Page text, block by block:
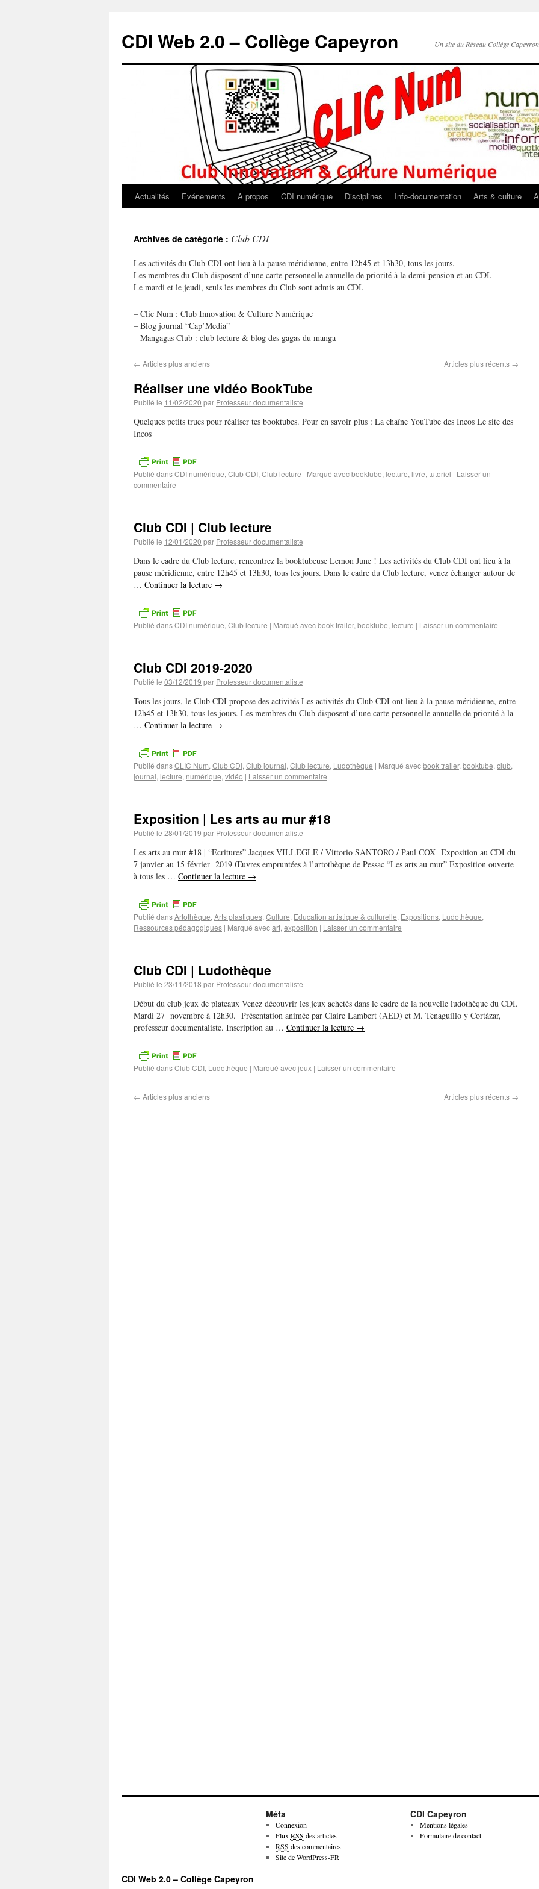
CDI Web 2.0 – Collège Capeyron Un site du Réseau Collège
Actualités Evénements A propos CDI numérique Disciplines Info-documentation Arts & culture
Archives de catégorie : Club CDI
Les activités du Club CDI ont lieu à la pause méridienne, entre 12h45 et 13h30, tous les jours.
Les membres du Club disposent d’une carte personnelle annuelle de priorité à la demi-pension et au CDI.
Le mardi et le jeudi, seuls les membres du Club sont admis au CDI.
– Clic Num : Club Innovation & Culture Numérique
– Blog journal “Cap’Media”
– Mangagas Club : club lecture & blog des gagas du manga
← Articles plus anciens Articles plus récents →
Réaliser une vidéo BookTube
Publié le 11/02/2020 par Professeur documentaliste
Quelques petits trucs pour réaliser tes booktubes. Pour en savoir plus : La chaîne YouTube des Incos Le site des
Incos
Publié dansCDI numérique, Club CDI, Club lecture | Marqué avecbooktube, lecture, livre, tutoriel | Laisser un
commentaire
Club CDI | Club lecture
Publié le 12/01/2020 par Professeur documentaliste
Dans le cadre du Club lecture, rencontrez la booktubeuse Lemon June ! Les activités du Club CDI ont lieu à la
pause méridienne, entre 12h45 et 13h30, tous les jours. Dans le cadre du Club lecture, venez échanger autour de
… Continuer la lecture →
Publié dansCDI numérique, Club lecture | Marqué avecbook trailer, booktube, lecture | Laisser un commentaire
Club CDI 2019-2020
Publié le 03/12/2019 par Professeur documentaliste
Tous les jours, le Club CDI propose des activités Les activités du Club CDI ont lieu à la pause méridienne, entre
12h45 et 13h30, tous les jours. Les membres du Club disposent d’une carte personnelle annuelle de priorité à la
… Continuer la lecture →
Publié dansCLIC Num, Club CDI, Club journal, Club lecture, Ludothèque | Marqué avecbook trailer, booktube, club,
journal, lecture, numérique, vidéo | Laisser un commentaire
Exposition | Les arts au mur #18
Publié le 28/01/2019 par Professeur documentaliste
Les arts au mur #18 | “Ecritures” Jacques VILLEGLE / Vittorio SANTORO / Paul COX Exposition au CDI du
7 janvier au 15 février 2019 Œuvres empruntées à l’artothèque de Pessac “Les arts au mur” Exposition ouverte
à tous les … Continuer la lecture →
Publié dansArtothèque, Arts plastiques, Culture, Education artistique & culturelle, Expositions, Ludothèque,
Ressources pédagogiques | Marqué avecart, exposition | Laisser un commentaire
Club CDI | Ludothèque
Publié le 23/11/2018 par Professeur documentaliste
Début du club jeux de plateaux Venez découvrir les jeux achetés dans le cadre de la nouvelle ludothèque du CDI.
Mardi 27 novembre à 12h30. Présentation animée par Claire Lambert (AED) et M. Tenaguillo y Cortázar,
professeur documentaliste. Inscription au … Continuer la lecture →
Publié dansClub CDI, Ludothèque | Marqué avecjeux | Laisser un commentaire
← Articles plus anciens Articles plus récents →
Méta
Connexion
Flux RSS des articles
RSS des commentaires
Site de WordPress-FR
CDI Capeyron
Mentions légales
Formulaire de contact
CDI Web 2.0 – Collège Capeyron